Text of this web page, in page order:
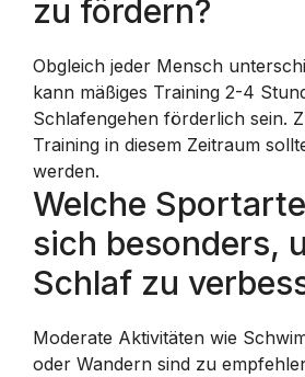
zu fördern?
Obgleich jeder Mensch
kann mäßiges Training 2-4
Schlafengehen förderlich sein.
Training in diesem Zeitraum
werden.
Welche
sich besonders,
Schlaf zu
Moderate Aktivitäten wie
oder Wandern sind zu